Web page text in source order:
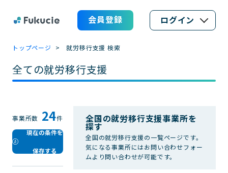
会員登録 ログイン
トップページ 就労移行支援 検索
全ての就労移行支援
事業所数 24件
現在の条件を
保存する
全国の就労移行支援事業所を
探す
全国の就労移行支援の一覧ページです。
気になる事業所にはお問い合わせフォー
ムより問い合わせが可能です。